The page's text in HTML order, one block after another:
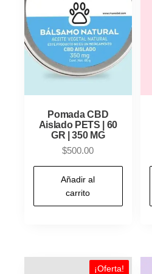
Pomada CBD
Aislado PETS | 60
GR | 350 MG
$500.00
Añadir al
carrito
¡Oferta!